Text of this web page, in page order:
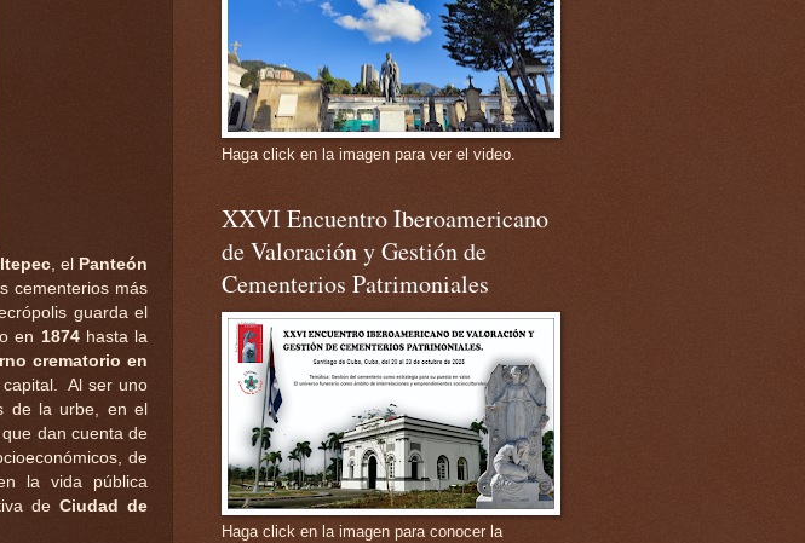
, el
Panteón
cementerios más
guarda el
en 1874hasta la
crematorio en
Al ser uno
de la urbe, en el
dan cuenta de
de
la vida pública
de Ciudad de
Haga click en la imagen para ver el video.
XXVI Encuentro Iberoamericano
de Valoración y Gestión de
Cementerios Patrimoniales
Haga click en la imagen para conocer la